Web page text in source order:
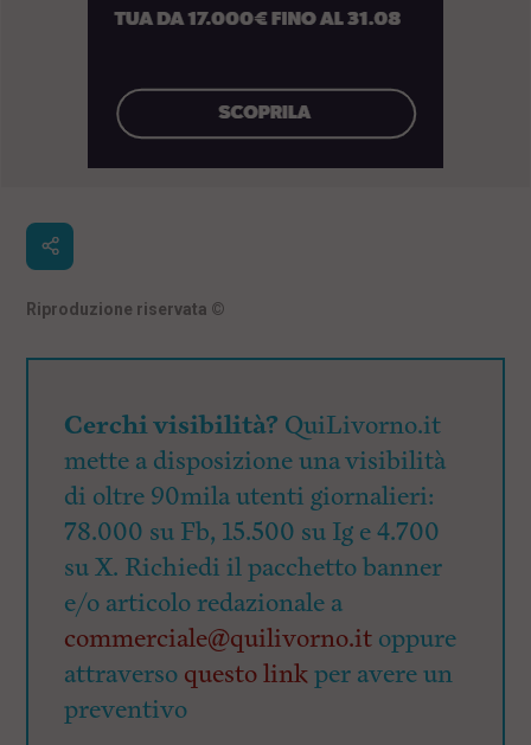
Riproduzione riservata ©
Cerchi visibilità? QuiLivorno.it
mette a disposizione una visibilità
di oltre 90mila utenti giornalieri:
78.000 su Fb, 15.500 su Ig e 4.700
su X. Richiedi il pacchetto banner
e/o articolo redazionale a
commerciale@quilivorno.it oppure
attraverso questo linkper avere un
preventivo